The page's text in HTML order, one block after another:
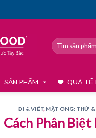
Tìm
kiếm:
SẢN PHẨM QUÀ
ĐI & VIẾT, MẬT ONG: THỬ
Cách Phân